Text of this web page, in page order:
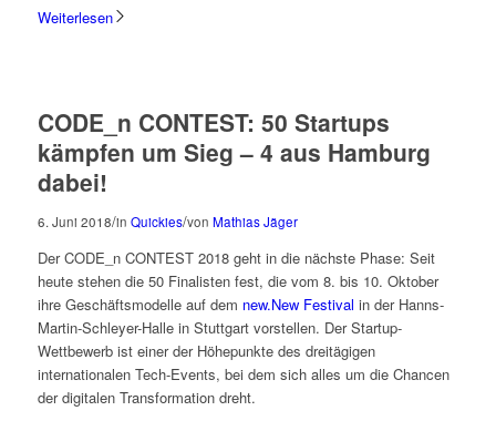
Weiterlesen
CODE_n CONTEST: 50 Startups
kämpfen um Sieg – 4 aus Hamburg
dabei!
6. Juni 2018/in Quickies/von Mathias Jäger
Der CODE_n CONTEST 2018 geht in die nächste Phase: Seit
heute stehen die 50 Finalisten fest, die vom 8. bis 10. Oktober
ihre Geschäftsmodelle auf dem new.New Festival in der Hanns-
Martin-Schleyer-Halle in Stuttgart vorstellen. Der Startup-
Wettbewerb ist einer der Höhepunkte des dreitägigen
internationalen Tech-Events, bei dem sich alles um die Chancen
der digitalen Transformation dreht.